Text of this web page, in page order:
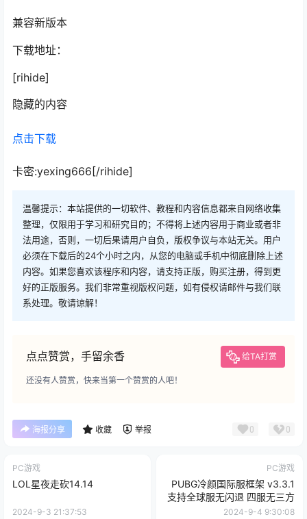
兼容新版本
下载地址：
[rihide]
隐藏的内容
点击下载
卡密:yexing666[/rihide]
温馨提示：本站提供的一切软件、教程和内容信息都来自网络收集
整理，仅限用于学习和研究目的；不得将上述内容用于商业或者非
法用途，否则，一切后果请用户自负，版权争议与本站无关。用户
必须在下载后的24个小时之内，从您的电脑或手机中彻底删除上述
内容。如果您喜欢该程序和内容，请支持正版，购买注册，得到更
好的正版服务。我们非常重视版权问题，如有侵权请邮件与我们联
系处理。敬请谅解！
点点赞赏，手留余香 给TA打赏
还没有人赞赏，快来当第一个赞赏的人吧！
海报分享 收藏 举报 0 0
PC游戏
LOL星夜走砍14.14
2024-9-3 21:37:53
PC游戏
PUBG冷颜国际服框架 v3.3.1
支持全球服无闪退 四服无三方
2024-9-4 9:30:08